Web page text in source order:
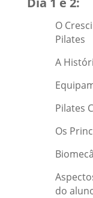
O
Pilates
A
Pilates
Os
do